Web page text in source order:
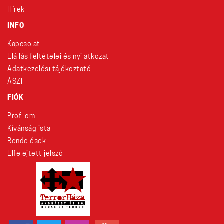
Hírek
INFO
Kapcsolat
Elállás feltételei és nyilatkozat
Adatkezelési tájékoztató
ÁSZF
FIÓK
Profilom
Kívánságlista
Rendelések
Elfelejtett jelszó